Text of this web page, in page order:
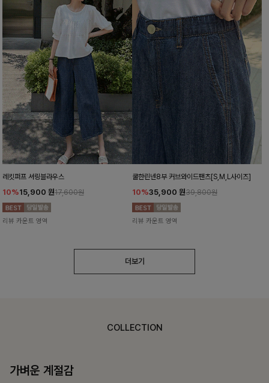
레킷퍼프 셔링블라우스
10%15,900 원17,600원
리뷰 카운트 영역
쿨한린넨8부 커브와이드팬츠[S,M,L사이즈]
10%35,900 원39,800원
리뷰 카운트 영역
더보기
COLLECTION
가장 쉬운 코디